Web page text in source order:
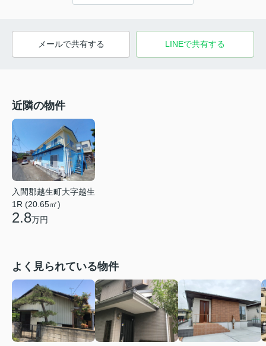
メールで共有する LINEで共有する
近隣の物件
入間郡越生町大字越生
1R (20.65㎡)
2.8万円
よく見られている物件